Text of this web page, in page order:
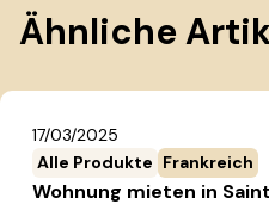
Ähnliche
17/03/2025
Alle Produkte Frankreich
Wohnung mieten in